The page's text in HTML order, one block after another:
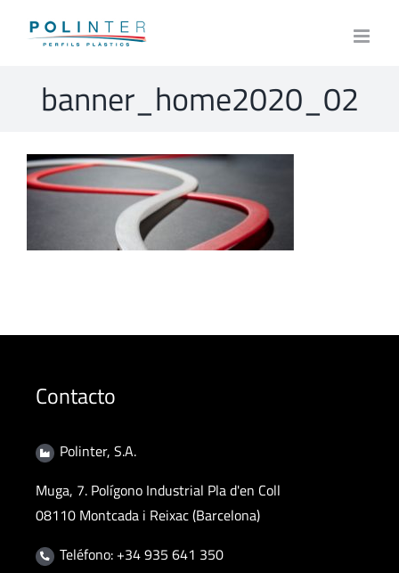
banner_home2020_02
Contacto
Polinter, S.A.
Muga, 7. Polígono Industrial Pla d'en Coll
08110 Montcada i Reixac (Barcelona)
Teléfono: +34 935 641 350